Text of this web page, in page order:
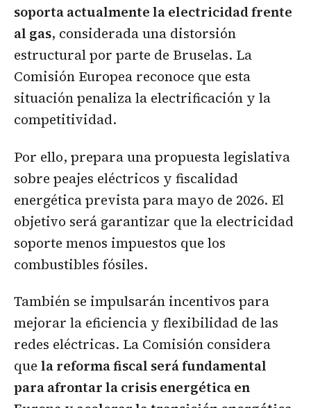
soporta actualmente la electricidad frente
al gas, considerada una distorsión
estructural por parte de Bruselas. La
Comisión Europea reconoce que esta
situación penaliza la electrificación y la
competitividad.
Por ello, prepara una propuesta legislativa
sobre peajes eléctricos y fiscalidad
energética prevista para mayo de 2026. El
objetivo será garantizar que la electricidad
soporte menos impuestos que los
combustibles fósiles.
También se impulsarán incentivos para
mejorar la eficiencia y flexibilidad de las
redes eléctricas. La Comisión considera
que la reforma fiscal será fundamental
para afrontar la crisis energética en